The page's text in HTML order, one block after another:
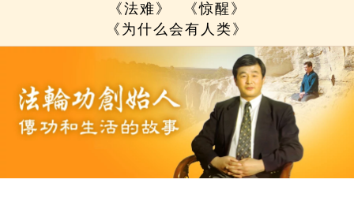
《法难》
《惊醒》
《为什么会有人类》